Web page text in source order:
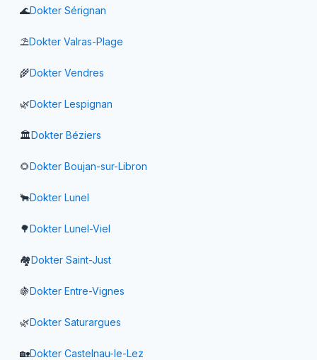
🌊Dokter Sérignan
⛱️Dokter Valras-Plage
🌾Dokter Vendres
🌿Dokter Lespignan
🏛️Dokter Béziers
🌻Dokter Boujan-sur-Libron
🐂Dokter Lunel
🌳Dokter Lunel-Viel
🏘️Dokter Saint-Just
🍇Dokter Entre-Vignes
🌿Dokter Saturargues
🏡Dokter Castelnau-le-Lez